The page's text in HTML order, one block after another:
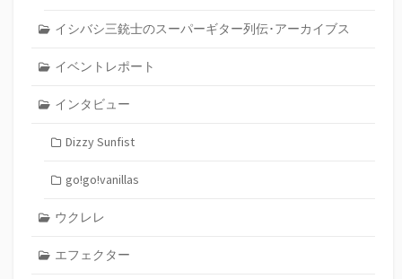
イシバシ三銃士のスーパーギター列伝･アーカイブス
イベントレポート
インタビュー
Dizzy Sunfist
go!go!vanillas
ウクレレ
エフェクター